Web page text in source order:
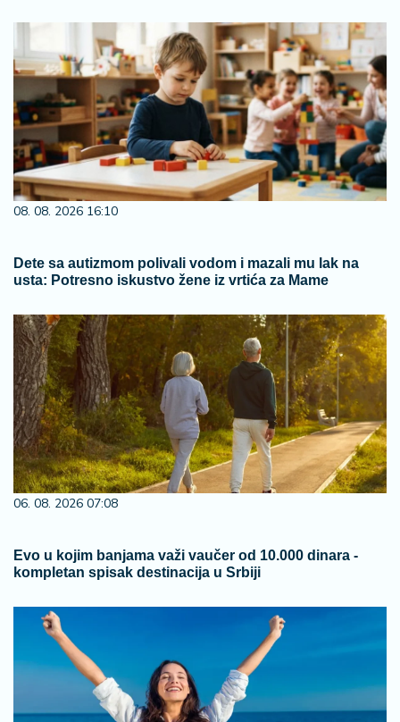
08. 08. 2026 16:10
Dete sa autizmom polivali vodom i mazali mu lak na
usta: Potresno iskustvo žene iz vrtića za Mame
06. 08. 2026 07:08
Evo u kojim banjama važi vaučer od 10.000 dinara -
kompletan spisak destinacija u Srbiji